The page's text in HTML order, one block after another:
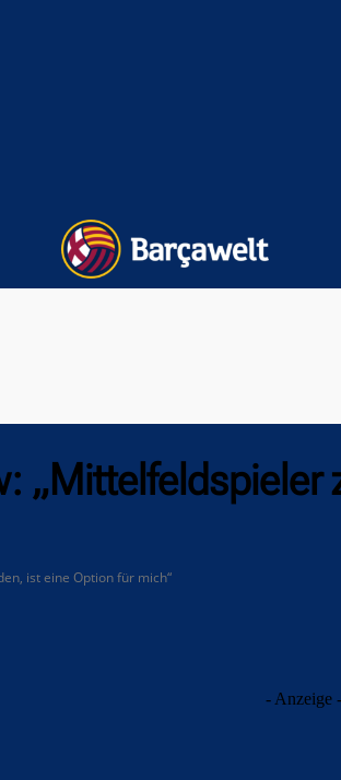
„Mittelfeldspieler
ist eine Option für mich“
- Anzeige -